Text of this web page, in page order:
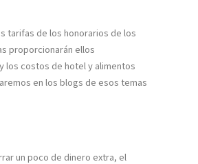
tarifas de los honorarios de los
proporcionarán ellos
los costos de hotel y alimentos
en los blogs de esos temas
un poco de dinero extra, el